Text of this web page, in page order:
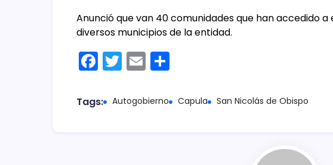
Anunció que van 40 comunidades que han accedido
diversos municipios de la entidad.
F
c
T
itt
E
ai m
Tags: Autogobierno Capula San Nicolás de Obispo